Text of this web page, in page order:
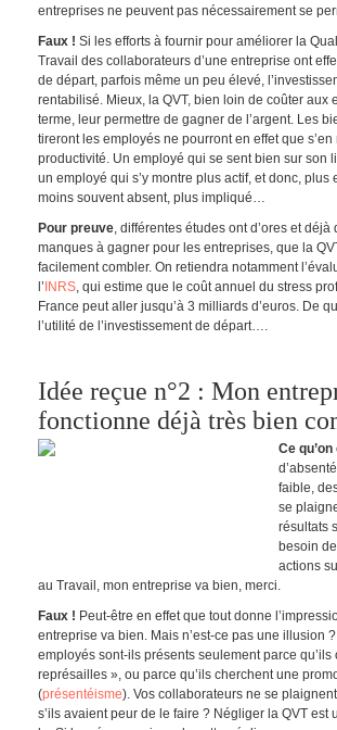
entreprises ne peuvent pas nécessairement se
Faux ! Si les efforts à fournir pour améliorer la
Travail des collaborateurs d’une entreprise ont
de départ, parfois même un peu élevé,
rentabilisé. Mieux, la QVT, bien loin de coûter aux
terme, leur permettre de gagner de l’argent. Les
tireront les employés ne pourront en effet que
productivité. Un employé qui se sent bien sur son
un employé qui s’y montre plus actif, et donc, plus
moins souvent absent, plus impliqué…
Pour preuve, différentes études ont d’ores et déjà
manques à gagner pour les entreprises, que la
facilement combler. On retiendra notamment
l’INRS, qui estime que le coût annuel du stress
France peut aller jusqu’à 3 milliards d’euros. De
l’utilité de l’investissement de départ….
Idée reçue n°2 : Mon
fonctionne déjà très bien
Ce
faible,
se
résultats
besoin
actions
au Travail, mon entreprise va bien, merci.
Faux ! Peut-être en effet que tout donne
entreprise va bien. Mais n’est-ce pas une illusion
employés sont-ils présents seulement parce qu’ils
représailles », ou parce qu’ils cherchent une
(présentéisme). Vos collaborateurs ne se
s’ils avaient peur de le faire ? Négliger la QVT est